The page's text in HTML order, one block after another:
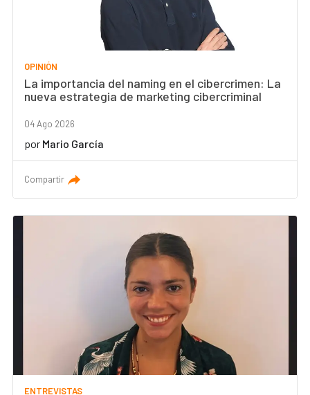
OPINIÓN
La importancia del naming en el cibercrimen: La
nueva estrategia de marketing cibercriminal
04 Ago 2026
por Mario García
Compartir
ENTREVISTAS